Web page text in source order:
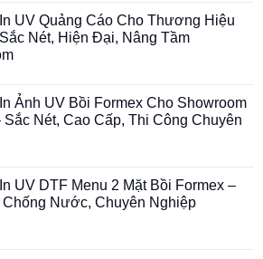
UV Quảng Cáo Cho Thương Hiệu
Nét, Hiện Đại, Nâng Tầm
Ảnh UV Bồi Formex Cho Showroom
Sắc Nét, Cao Cấp, Thi Công Chuyên
UV DTF Menu 2 Mặt Bồi Formex –
Chống Nước, Chuyên Nghiệp